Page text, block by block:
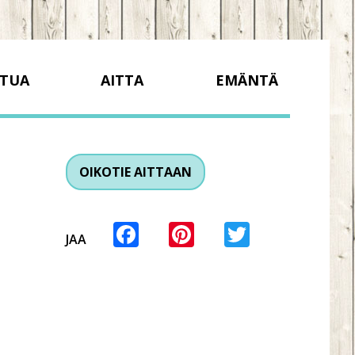
AITTA EMÄNTÄ
OIKOTIE AITTAAN
JAA Facebook
PinterestTwitter